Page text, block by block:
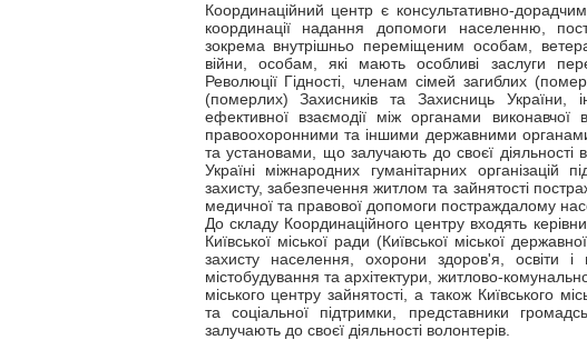
Координаційний центр є консультативно-
координації надання допомоги населенню,
зокрема внутрішньо переміщеним особам,
війни, особам, які мають особливі заслуги
Революції Гідності, членам сімей загиблих
(померлих) Захисників та Захисниць
ефективної взаємодії між органами
правоохоронними та іншими державними
та установами, що залучають до своєї
Україні міжнародних гуманітарних
захисту, забезпечення житлом та зайнятості
медичної та правової допомоги постраждалому
До складу Координаційного центру входять
Київської міської ради (Київської міської
захисту населення, охорони здоров'я, освіти і
містобудування та архітектури, житлово-
міського центру зайнятості, а також Київського
та соціальної підтримки, представники
залучають до своєї діяльності волонтерів.